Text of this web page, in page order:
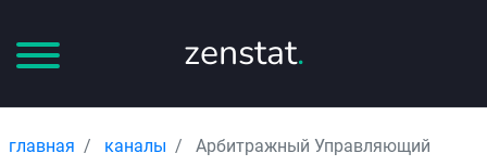
zenstat.
главная каналы Арбитражный Управляющий